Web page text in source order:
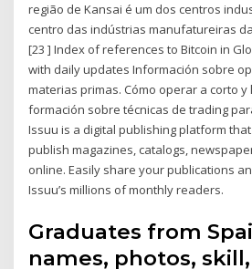
região de Kansai é um dos centros
centro das indústrias manufatureiras
[23 ] Index of references to Bitcoin in
with daily updates Información sobre
materias primas. Cómo operar a corto y
formación sobre técnicas de trading
Issuu is a digital publishing platform
publish magazines, catalogs,
online. Easily share your publications
Issuu’s millions of monthly readers.
Graduates from
names, photos,